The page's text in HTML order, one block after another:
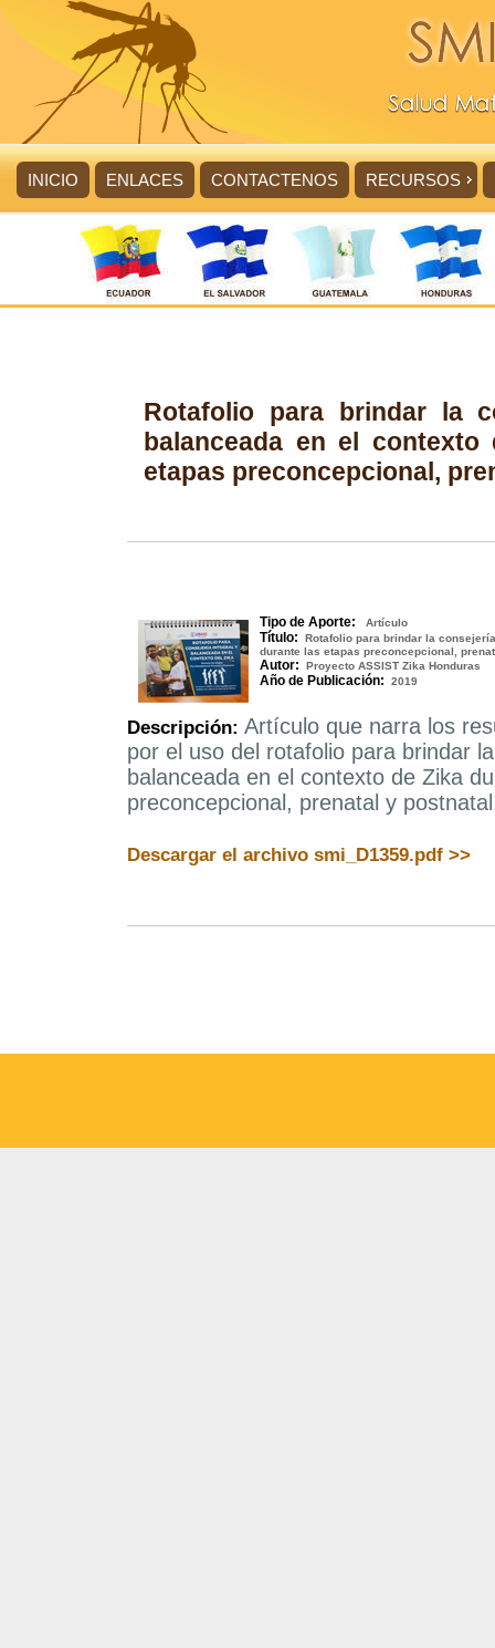
INICIO ENLACES CONTACTENOS RECURSOS
Rotafolio para brindar la
balanceada en el
etapas preconcepcional,
Tipo de Aporte: Artículo
Título:
Rotafolio para brindar la
durante las etapas preconcepcional,
Autor: Proyecto ASSIST Zika Honduras
Año de Publicación: 2019
Descripción: Artículo que narra los
por el uso del rotafolio para brindar
balanceada en el contexto de Zika
preconcepcional, prenatal y
Descargar el archivo smi_D1359.pdf >>